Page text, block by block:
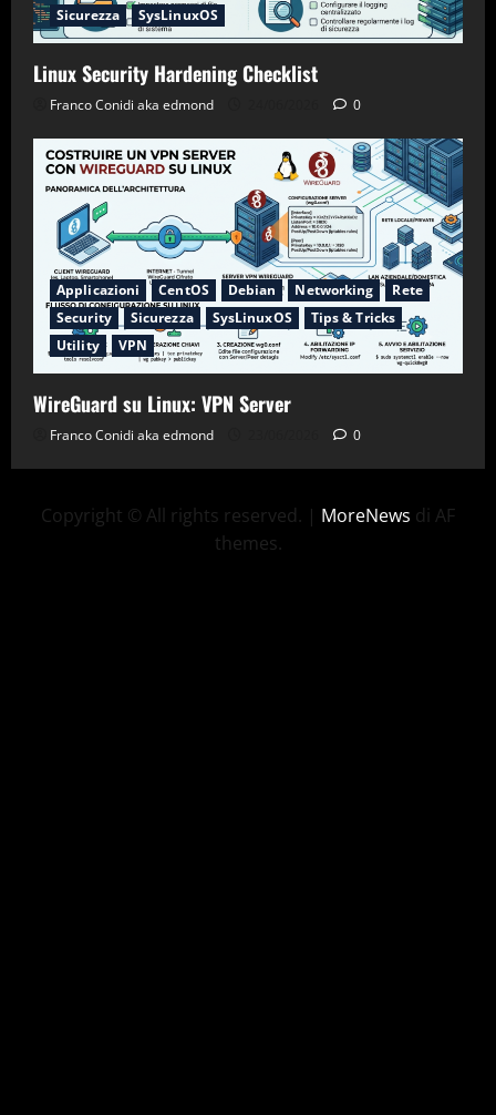
Sicurezza
SysLinuxOS
Linux Security Hardening Checklist
Franco Conidi aka edmond 0
Applicazioni CentOS Debian Networking
Rete
Security
Sicurezza SysLinuxOS
Tips & Tricks
Utility
VPN
WireGuard su Linux: VPN Server
Franco Conidi aka edmond 0
Copyright © All rights reserved. | MoreNews di AF
themes.